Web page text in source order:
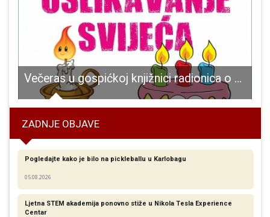
Večeras u gospićkoj knjižnici radionica o oslikavanju svijeća
ZADNJE OBJAVE
Pogledajte kako je bilo na pickleballu u Karlobagu
05.08.2026
Ljetna STEM akademija ponovno stiže u Nikola Tesla Experience
Centar